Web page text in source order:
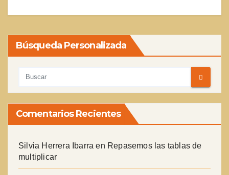
Búsqueda Personalizada
Comentarios Recientes
Silvia Herrera Ibarra en Repasemos las tablas de
multiplicar